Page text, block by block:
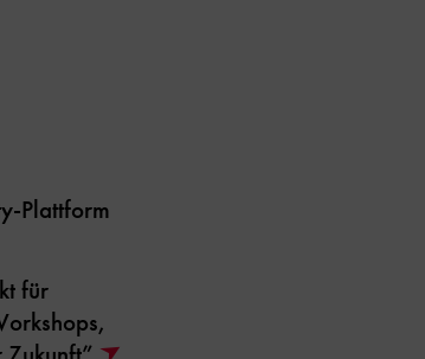
Plattform
für